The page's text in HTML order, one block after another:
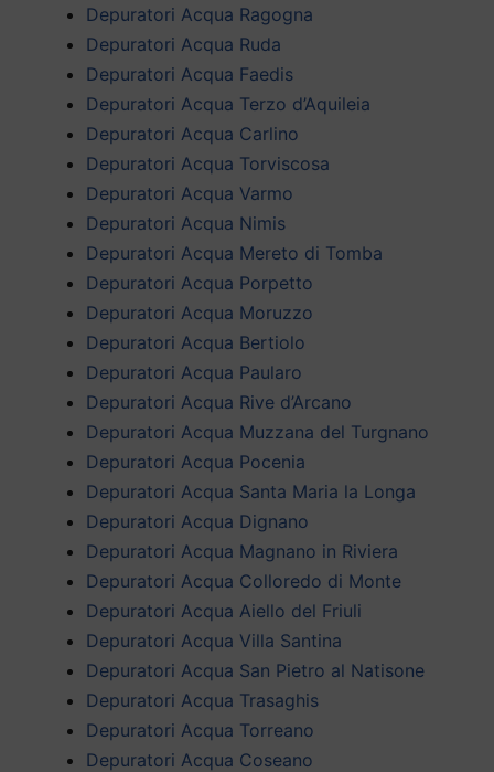
Depuratori Acqua Ragogna
Depuratori Acqua Ruda
Depuratori Acqua Faedis
Depuratori Acqua Terzo d’Aquileia
Depuratori Acqua Carlino
Depuratori Acqua Torviscosa
Depuratori Acqua Varmo
Depuratori Acqua Nimis
Depuratori Acqua Mereto di Tomba
Depuratori Acqua Porpetto
Depuratori Acqua Moruzzo
Depuratori Acqua Bertiolo
Depuratori Acqua Paularo
Depuratori Acqua Rive d’Arcano
Depuratori Acqua Muzzana del Turgnano
Depuratori Acqua Pocenia
Depuratori Acqua Santa Maria la Longa
Depuratori Acqua Dignano
Depuratori Acqua Magnano in Riviera
Depuratori Acqua Colloredo di Monte
Depuratori Acqua Aiello del Friuli
Depuratori Acqua Villa Santina
Depuratori Acqua San Pietro al Natisone
Depuratori Acqua Trasaghis
Depuratori Acqua Torreano
Depuratori Acqua Coseano